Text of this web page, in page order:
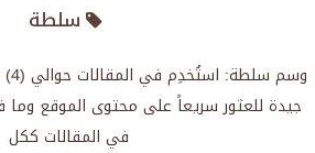
سلطة
جيدة للعثور سريعاً على محتوى الموقع
في المقالات ككل